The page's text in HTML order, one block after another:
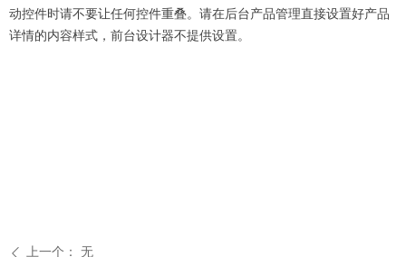
ꄴ 上一个： 无
动控件时请不要让任何控件重叠。请在后台产品管理直接设置好产品
详情的内容样式，前台设计器不提供设置。